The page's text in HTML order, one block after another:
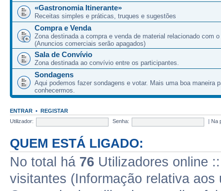
«Gastronomia Itinerante»
Receitas simples e práticas, truques e sugestões
Compra e Venda
Zona destinada a compra e venda de material relacionado com
(Anuncios comerciais serão apagados)
Sala de Convívio
Zona destinada ao convívio entre os participantes.
Sondagens
Aqui podemos fazer sondagens e votar. Mais uma boa maneira
conhecermos.
ENTRAR • REGISTAR
Utilizador:
Senha: Na
QUEM ESTÁ LIGADO:
No total há 76 Utilizadores online
visitantes (Informação relativa